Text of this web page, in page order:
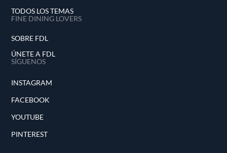
TODOS LOS TEMAS
FINE DINING LOVERS
SOBRE FDL
ÚNETE A FDL
SÍGUENOS
INSTAGRAM
FACEBOOK
YOUTUBE
PINTEREST